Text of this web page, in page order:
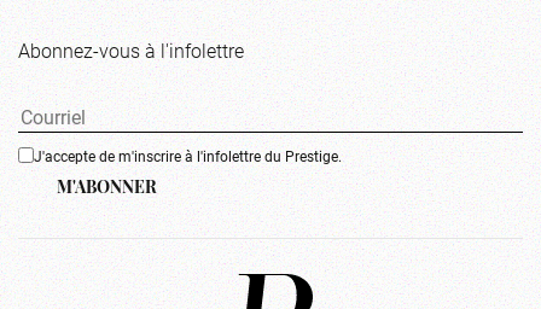
Abonnez-vous à l'infolettre
J'accepte de m'inscrire à l'infolettre du Prestige.
M'ABONNER